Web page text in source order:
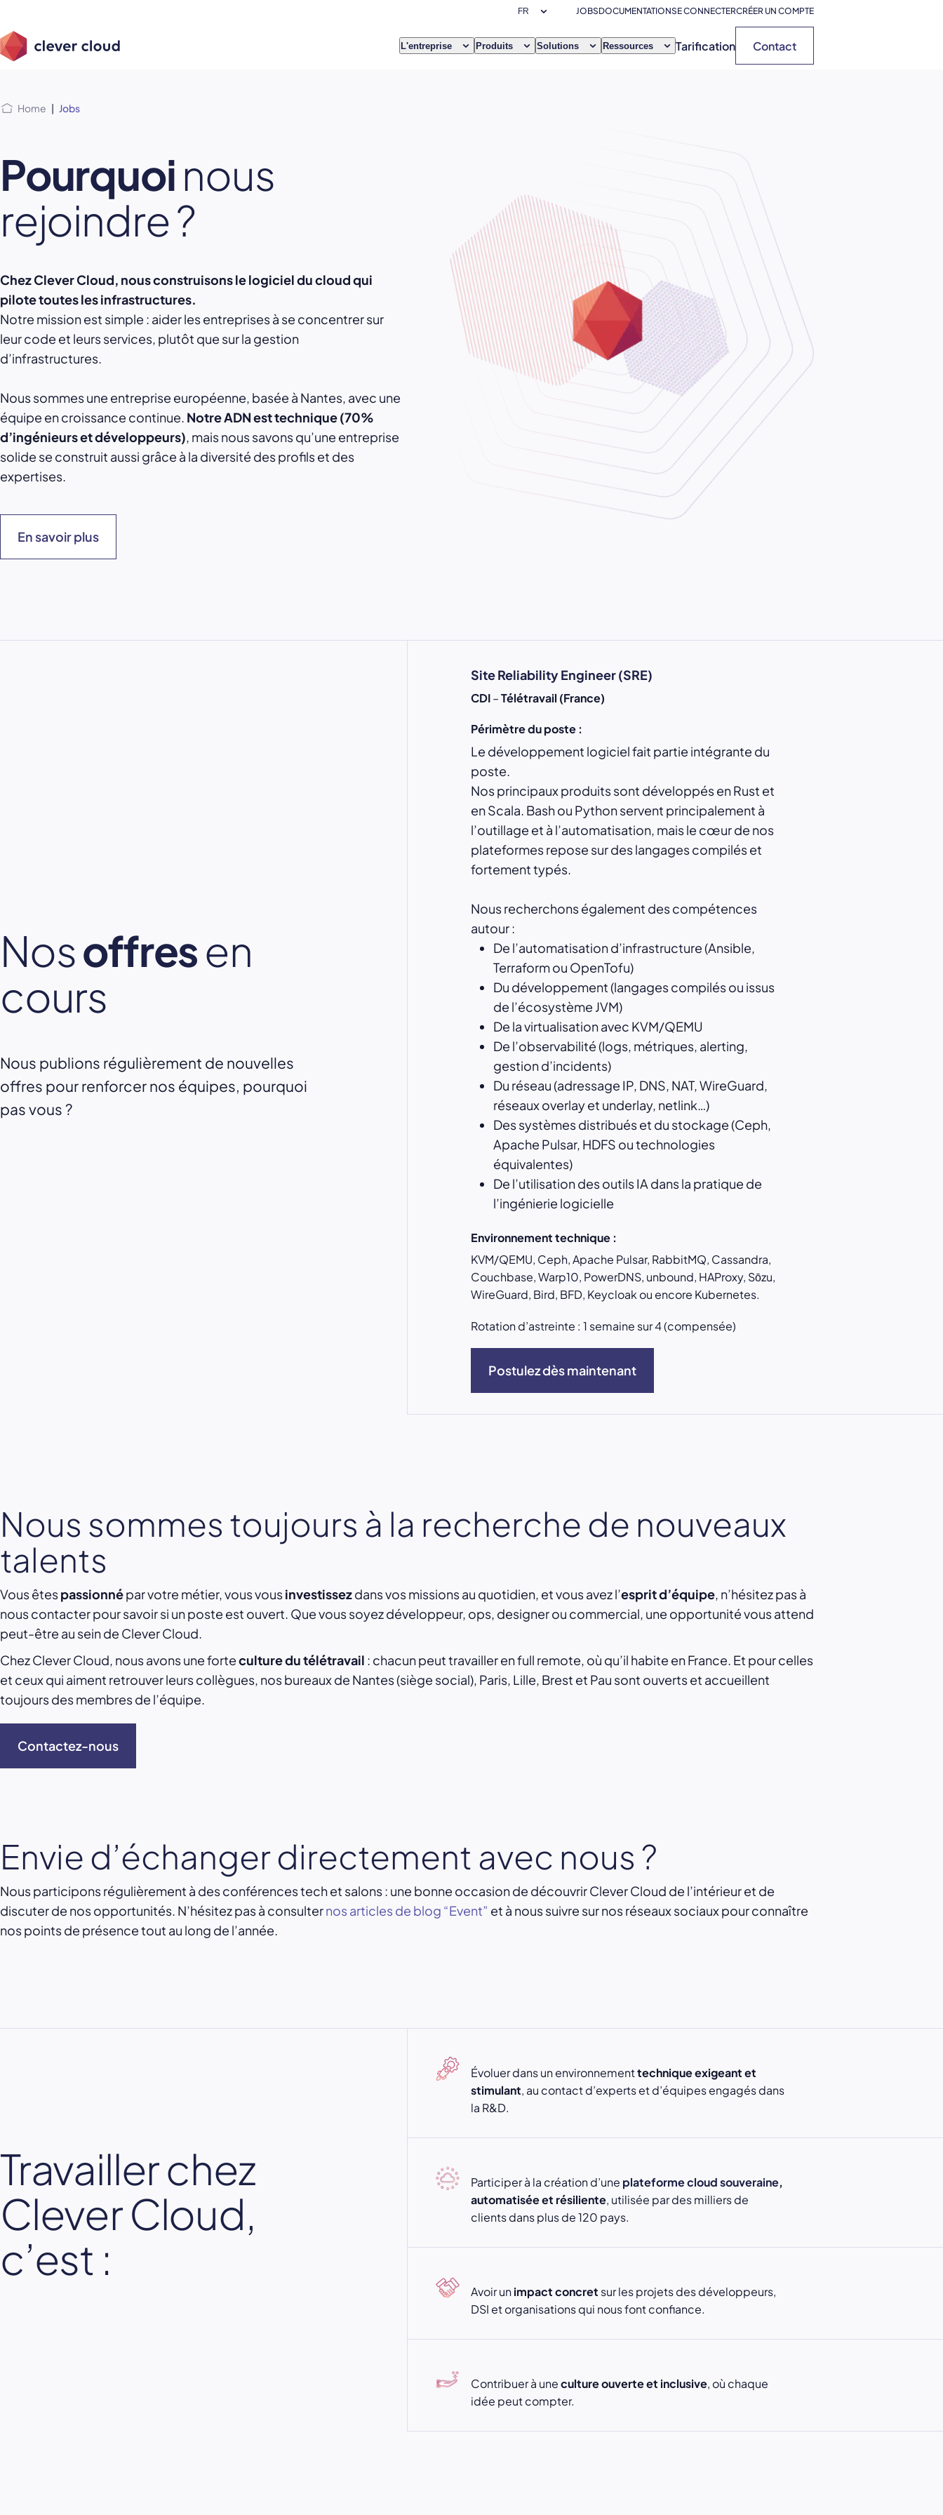
menu
JOBSDOCUMENTATIONSE CONNECTERCRÉER UN COMPTE
L'entreprise Produits Solutions Ressources Tarification Contact
Home | Jobs
Pourquoinous
rejoindre ?
Chez Clever Cloud, nous construisons le logiciel du cloud qui
pilote toutes les infrastructures.
Notre mission est simple : aider les entreprises à se concentrer sur
leur code et leurs services, plutôt que sur la gestion
d’infrastructures.
Nous sommes une entreprise européenne, basée à Nantes, avec une
équipe en croissance continue. Notre ADN est technique (70%
d’ingénieurs et développeurs), mais nous savons qu’une entreprise
solide se construit aussi grâce à la diversité des profils et des
expertises.
En savoir plus
Nosoffresen
cours
Nous publions régulièrement de nouvelles
offres pour renforcer nos équipes, pourquoi
pas vous ?
Site Reliability Engineer (SRE)
CDI–Télétravail (France)
Périmètre du poste :
Le développement logiciel fait partie intégrante du
poste.
Nos principaux produits sont développés en Rust et
en Scala. Bash ou Python servent principalement à
l’outillage et à l’automatisation, mais le cœur de nos
plateformes repose sur des langages compilés et
fortement typés.
Nous recherchons également des compétences
autour :
De l’automatisation d’infrastructure (Ansible,
Terraform ou OpenTofu)
Du développement (langages compilés ou issus
de l’écosystème JVM)
De la virtualisation avec KVM/QEMU
De l’observabilité (logs, métriques, alerting,
gestion d’incidents)
Du réseau (adressage IP, DNS, NAT, WireGuard,
réseaux overlay et underlay, netlink…)
Des systèmes distribués et du stockage (Ceph,
Apache Pulsar, HDFS ou technologies
équivalentes)
De l’utilisation des outils IA dans la pratique de
l’ingénierie logicielle
Environnement technique :
KVM/QEMU, Ceph, Apache Pulsar, RabbitMQ, Cassandra,
Couchbase, Warp10, PowerDNS, unbound, HAProxy, Sōzu,
WireGuard, Bird, BFD, Keycloak ou encore Kubernetes.
Rotation d’astreinte : 1 semaine sur 4 (compensée)
Postulez dès maintenant
Nous sommes toujours à la recherche de nouveaux
talents
Vous êtespassionnépar votre métier, vous vousinvestissezdans vos missions au quotidien, et vous avez l’esprit d’équipe, n’hésitez pas à
nous contacter pour savoir si un poste est ouvert. Que vous soyez développeur, ops, designer ou commercial, une opportunité vous attend
peut-être au sein de Clever Cloud.
Chez Clever Cloud, nous avons une forteculture du télétravail : chacun peut travailler en full remote, où qu’il habite en France. Et pour celles
et ceux qui aiment retrouver leurs collègues, nos bureaux de Nantes (siège social), Paris, Lille, Brest et Pau sont ouverts et accueillent
toujours des membres de l’équipe.
Contactez-nous
Envie d’échanger directement avec nous ?
Nous participons régulièrement à des conférences tech et salons : une bonne occasion de découvrir Clever Cloud de l’intérieur et de
discuter de nos opportunités. N’hésitez pas à consulternos articles de blog “Event” et à nous suivre sur nos réseaux sociaux pour connaître
nos points de présence tout au long de l’année.
Travailler chez
Clever Cloud,
c’est :
Évoluer dans un environnementtechnique exigeant et
stimulant, au contact d’experts et d’équipes engagés dans
la R&D.
Participer à la création d’une plateforme cloud souveraine,
automatisée et résiliente, utilisée par des milliers de
clients dans plus de 120 pays.
Avoir unimpact concret sur les projets des développeurs,
DSI et organisations qui nous font confiance.
Contribuer à uneculture ouverte et inclusive, où chaque
idée peut compter.